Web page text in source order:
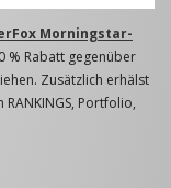
Morningstar-
% Rabatt gegenüber
Zusätzlich erhälst
Portfolio,